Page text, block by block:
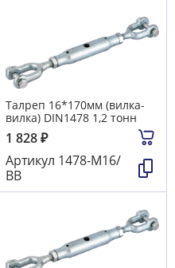
Талреп 16*170мм (вилка-
вилка) DIN1478 1,2 тонн
1 828₽
Артикул 1478-М16/
ВВ